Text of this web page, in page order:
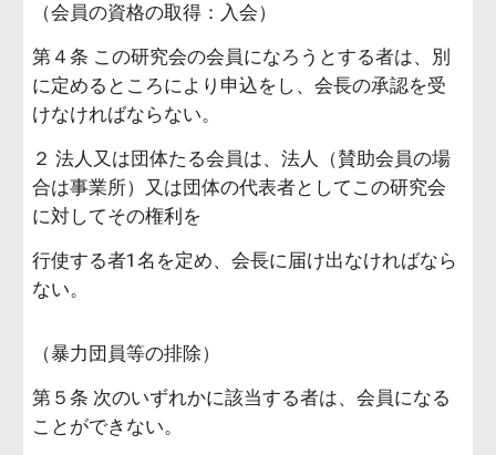
（会員の資格の取得：入会）
第４条 この研究会の会員になろうとする者は、別
に定めるところにより申込をし、会長の承認を受
けなければならない。
２ 法人又は団体たる会員は、法人（賛助会員の場
合は事業所）又は団体の代表者としてこの研究会
に対してその権利を
行使する者1名を定め、会長に届け出なければなら
ない。
（暴力団員等の排除）
第５条 次のいずれかに該当する者は、会員になる
ことができない。